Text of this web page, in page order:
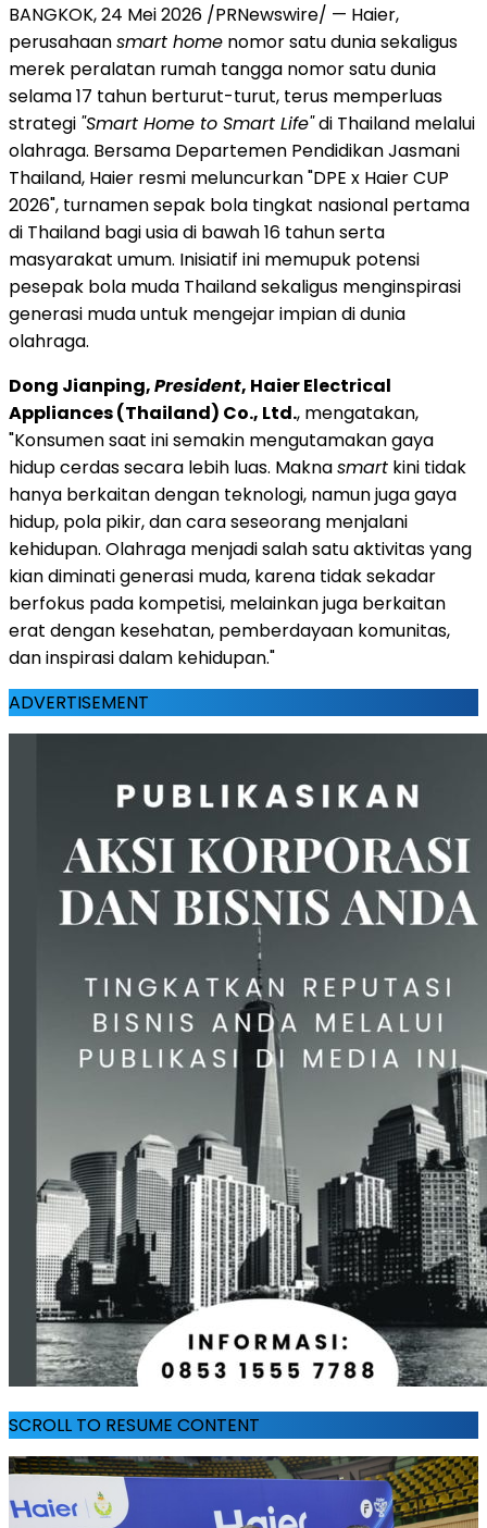
BANGKOK, 24 Mei 2026 /PRNewswire/ — Haier,
perusahaansmart home nomor satu dunia sekaligus
merek peralatan rumah tangga nomor satu dunia
selama 17 tahun berturut-turut, terus memperluas
strategi "Smart Home to Smart Life"di Thailand melalui
olahraga. Bersama Departemen Pendidikan Jasmani
Thailand, Haier resmi meluncurkan "DPE x Haier CUP
2026", turnamen sepak bola tingkat nasional pertama
di Thailand bagi usia di bawah 16 tahun serta
masyarakat umum. Inisiatif ini memupuk potensi
pesepak bola muda Thailand sekaligus menginspirasi
generasi muda untuk mengejar impian di dunia
olahraga.
Dong Jianping,President, Haier Electrical
Appliances (Thailand) Co., Ltd., mengatakan,
"Konsumen saat ini semakin mengutamakan gaya
hidup cerdas secara lebih luas. Maknasmart kini tidak
hanya berkaitan dengan teknologi, namun juga gaya
hidup, pola pikir, dan cara seseorang menjalani
kehidupan. Olahraga menjadi salah satu aktivitas yang
kian diminati generasi muda, karena tidak sekadar
berfokus pada kompetisi, melainkan juga berkaitan
erat dengan kesehatan, pemberdayaan komunitas,
dan inspirasi dalam kehidupan."
ADVERTISEMENT
SCROLL TO RESUME CONTENT